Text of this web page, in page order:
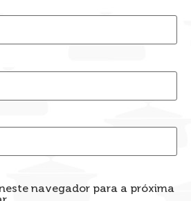
navegador para a próxima